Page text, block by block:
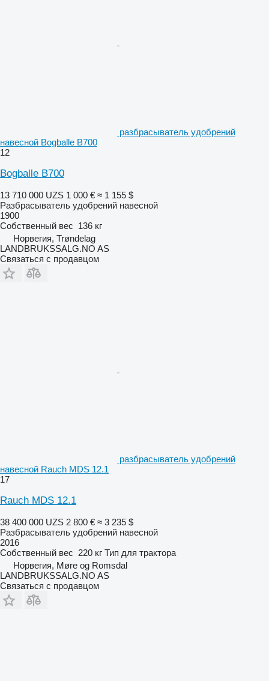
разбрасыватель удобрений
навесной Bogballe B700
12
Bogballe B700
13 710 000 UZS 1 000 € ≈ 1 155 $
Разбрасыватель удобрений навесной
1900
Собственный вес 136 кг
Норвегия, Trøndelag
LANDBRUKSSALG.NO AS
Связаться с продавцом
разбрасыватель удобрений
навесной Rauch MDS 12.1
17
Rauch MDS 12.1
38 400 000 UZS 2 800 € ≈ 3 235 $
Разбрасыватель удобрений навесной
2016
Собственный вес 220 кг Тип для трактора
Норвегия, Møre og Romsdal
LANDBRUKSSALG.NO AS
Связаться с продавцом